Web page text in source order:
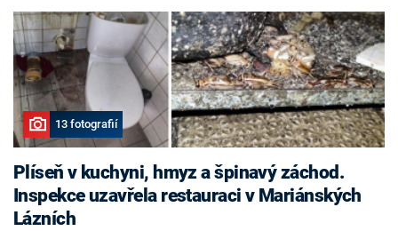
13 fotografií
Plíseň v kuchyni, hmyz a špinavý záchod.
Inspekce uzavřela restauraci v Mariánských
Lázních